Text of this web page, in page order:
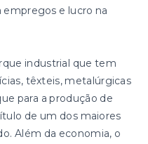
empregos e lucro na
industrial que tem
têxteis, metalúrgicas
para a produção de
de um dos maiores
Além da economia, o